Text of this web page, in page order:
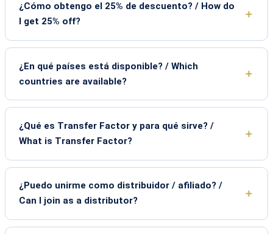
¿Cómo obtengo el 25% de descuento? / How do
I get 25% off?
¿En qué países está disponible? / Which
countries are available?
¿Qué es Transfer Factor y para qué sirve? /
What is Transfer Factor?
¿Puedo unirme como distribuidor / afiliado? /
Can I join as a distributor?